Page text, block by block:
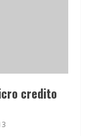
credito